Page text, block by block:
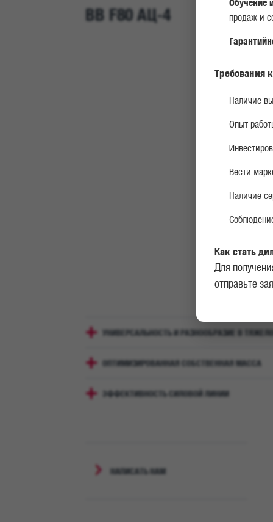
BB F80 АЦ-4
УНИВЕРСАЛЬНОСТЬ И РАЗНООБРАЗИЕ В
ОПТИМИЗИРОВАННАЯ СОБСТВЕННАЯ МАССА
ЭФФЕКТИВНОСТЬ СИЛОВОЙ ЛИНИИ
НАПИСАТЬ НАМ
продаж и
Требования
Наличие
Опыт
Вести
Наличие
Как стать
Для
отправьте